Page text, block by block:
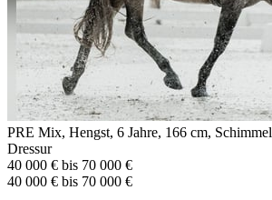
PRE Mix, Hengst, 6 Jahre, 166 cm, Schimmel
Dressur
40 000 € bis 70 000 €
40 000 € bis 70 000 €